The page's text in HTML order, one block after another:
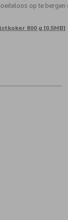
op te bergen
800 g [0.5MB]